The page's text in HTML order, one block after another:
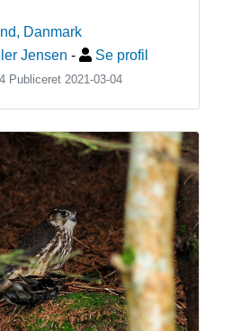
, Danmark
Jensen - Se profil
Publiceret 2021-03-04